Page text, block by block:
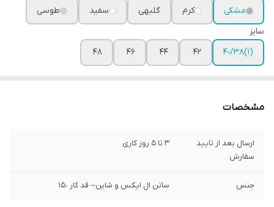
مشکی
کرم گلبهی سفید
طوسی
سایز
(١)٣٨/۴٠
۴٢ ۴۴ ۴۶ ۴۸
مشخصات
ارسال بعد از تایید
سفارش
3 تا 5 روز کاری
جنس ساتن ال ایکس و شاین-- قد کار ١۵٠